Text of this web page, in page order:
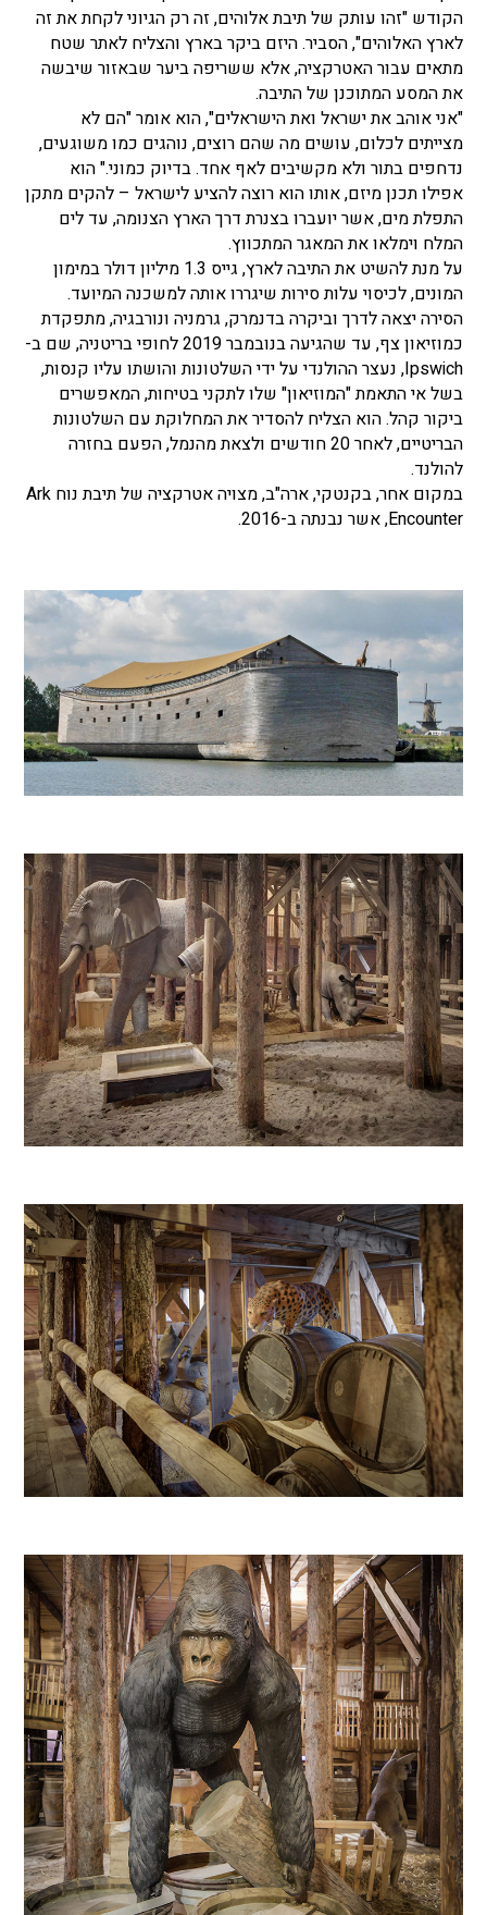
הקודש "זהו עותק של תיבת אלוהים, זה רק הגיוני לקחת את זה
לארץ האלוהים", הסביר. היזם ביקר בארץ והצליח לאתר שטח
מתאים עבור האטרקציה, אלא ששריפה ביער שבאזור שיבשה
את המסע המתוכנן של התיבה.
"אני אוהב את ישראל ואת הישראלים", הוא אומר "הם לא
מצייתים לכלום, עושים מה שהם רוצים, נוהגים כמו משוגעים,
נדחפים בתור ולא מקשיבים לאף אחד. בדיוק כמוני." הוא
אפילו תכנן מיזם, אותו הוא רוצה להציע לישראל – להקים מתקן
התפלת מים, אשר יועברו בצנרת דרך הארץ הצנומה, עד לים
המלח וימלאו את המאגר המתכווץ.
על מנת להשיט את התיבה לארץ, גייס 1.3 מיליון דולר במימון
המונים, לכיסוי עלות סירות שיגררו אותה למשכנה המיועד.
הסירה יצאה לדרך וביקרה בדנמרק, גרמניה ונורבגיה, מתפקדת
כמוזיאון צף, עד שהגיעה בנובמבר 2019 לחופי בריטניה, שם ב-
Ipswich, נעצר ההולנדי על ידי השלטונות והושתו עליו קנסות,
בשל אי התאמת "המוזיאון" שלו לתקני בטיחות, המאפשרים
ביקור קהל. הוא הצליח להסדיר את המחלוקת עם השלטונות
הבריטיים, לאחר 20 חודשים ולצאת מהנמל, הפעם בחזרה
להולנד.
במקום אחר, בקנטקי, ארה"ב, מצויה אטרקציה של תיבת נוח Ark
Encounter, אשר נבנתה ב-2016.